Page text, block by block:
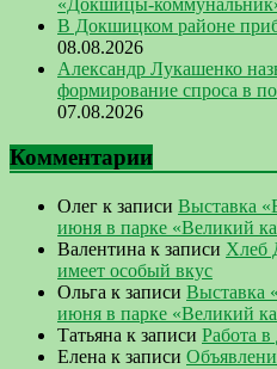
В Докшицком районе
08.08.2026
Александр Лукашенко
формирование спроса в
07.08.2026
Комментарии
Олег к записи Выставка
июня в парке «Великий
Валентина к записи Хлеб
имеет особый вкус
Ольга к записи Выставка
июня в парке «Великий
Татьяна к записи Работа
Елена к записи